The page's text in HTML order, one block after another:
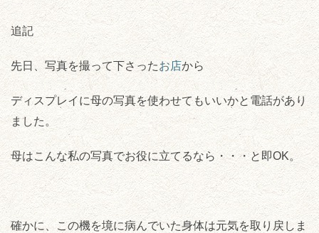
追記
先日、写真を撮って下さったお店から
ディスプレイに母の写真を使わせてもいいかと電話があり
ました。
母はこんな私の写真でお役に立てるなら・・・と即OK。
確かに、この機を境に病んでいた身体は元気を取り戻しま